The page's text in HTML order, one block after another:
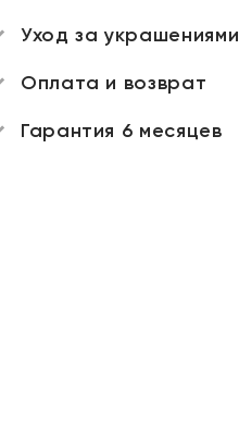
Уход за украшениями
Оплата и возврат
Гарантия 6 месяцев